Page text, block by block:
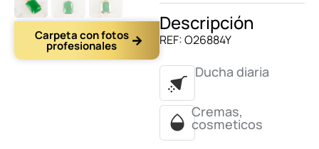
Carpeta con fotos
profesionales
Descripción
REF: O26884Y
Ducha diaria
Cremas,
cosmeticos